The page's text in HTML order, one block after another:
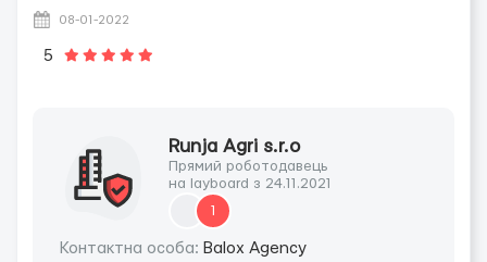
08-01-2022
5
Runja Agri s.r.o
Прямий роботодавець
на layboard з 24.11.2021
1
Контактна особа: Balox Agency